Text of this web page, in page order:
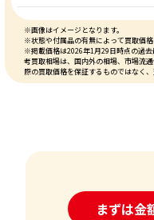
※画像はイメージとなります。
※状態や付属品の有無によって買取価格
※掲載価格は2026年1月29日時点の過
考買取相場は、国内外の相場、市場流
際の買取価格を保証するものではなく
まずは金
24時間受付